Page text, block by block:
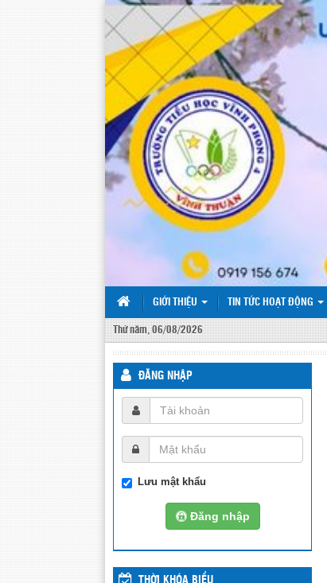
GIỚI THIỆU TIN TỨC HOẠT ĐỘNG
Thứ năm, 06/08/2026
ĐĂNG NHẬP
Lưu mật khẩu
Đăng nhập
THỜI KHÓA BIỂU